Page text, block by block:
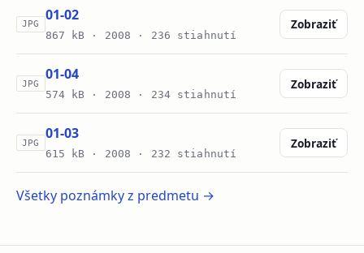
JPG
01-02
867 kB · 2008 · 236 stiahnutí
Zobraziť
JPG
01-04
574 kB · 2008 · 234 stiahnutí
Zobraziť
JPG
01-03
615 kB · 2008 · 232 stiahnutí
Zobraziť
Všetky poznámky z predmetu →